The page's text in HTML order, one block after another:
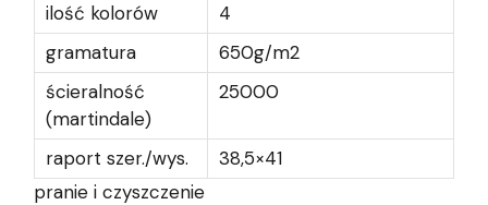
ilość kolorów
4
gramatura
650g/m2
ścieralność
(martindale)
25000
raport szer./wys.
38,5×41
pranie i czyszczenie